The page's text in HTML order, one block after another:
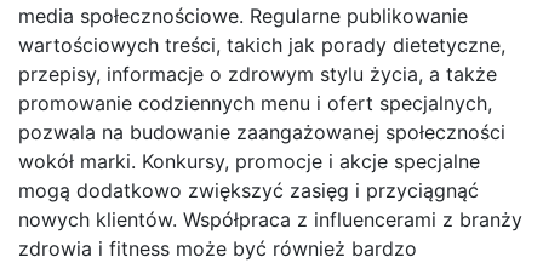
media społecznościowe. Regularne publikowanie
wartościowych treści, takich jak porady dietetyczne,
przepisy, informacje o zdrowym stylu życia, a także
promowanie codziennych menu i ofert specjalnych,
pozwala na budowanie zaangażowanej społeczności
wokół marki. Konkursy, promocje i akcje specjalne
mogą dodatkowo zwiększyć zasięg i przyciągnąć
nowych klientów. Współpraca z influencerami z branży
zdrowia i fitness może być również bardzo